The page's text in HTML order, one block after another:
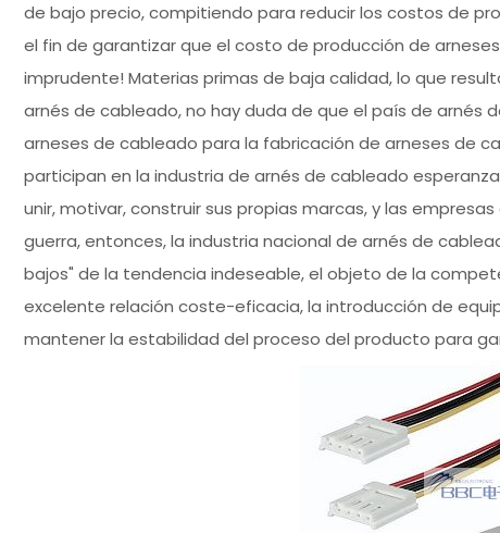
de bajo precio, compitiendo para reducir los costos de
el fin de garantizar que el costo de producción de
imprudente! Materias primas de baja calidad, lo que
arnés de cableado, no hay duda de que el país de
arneses de cableado para la fabricación de arneses de
participan en la industria de arnés de cableado
unir, motivar, construir sus propias marcas, y las
guerra, entonces, la industria nacional de arnés de
bajos" de la tendencia indeseable, el objeto de la
excelente relación coste-eficacia, la introducción de
mantener la estabilidad del proceso del producto para